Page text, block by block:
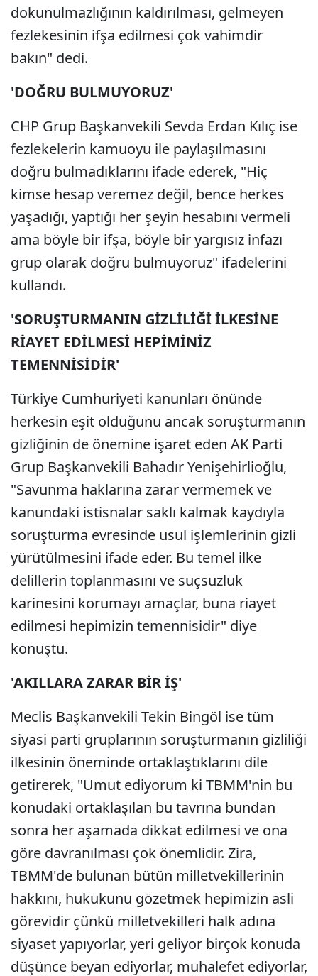
dokunulmazlığının kaldırılması, gelmeyen
fezlekesinin ifşa edilmesi çok vahimdir
bakın" dedi.
'DOĞRU BULMUYORUZ'
CHP Grup Başkanvekili Sevda Erdan Kılıç ise
fezlekelerin kamuoyu ile paylaşılmasını
doğru bulmadıklarını ifade ederek, "Hiç
kimse hesap veremez değil, bence herkes
yaşadığı, yaptığı her şeyin hesabını vermeli
ama böyle bir ifşa, böyle bir yargısız infazı
grup olarak doğru bulmuyoruz" ifadelerini
kullandı.
'SORUŞTURMANIN GİZLİLİĞİ İLKESİNE
RİAYET EDİLMESİ HEPİMİNİZ
TEMENNİSİDİR'
Türkiye Cumhuriyeti kanunları önünde
herkesin eşit olduğunu ancak soruşturmanın
gizliğinin de önemine işaret eden AK Parti
Grup Başkanvekili Bahadır Yenişehirlioğlu,
"Savunma haklarına zarar vermemek ve
kanundaki istisnalar saklı kalmak kaydıyla
soruşturma evresinde usul işlemlerinin gizli
yürütülmesini ifade eder. Bu temel ilke
delillerin toplanmasını ve suçsuzluk
karinesini korumayı amaçlar, buna riayet
edilmesi hepimizin temennisidir" diye
konuştu.
'AKILLARA ZARAR BİR İŞ'
Meclis Başkanvekili Tekin Bingöl ise tüm
siyasi parti gruplarının soruşturmanın gizliliği
ilkesinin öneminde ortaklaştıklarını dile
getirerek, "Umut ediyorum ki TBMM'nin bu
konudaki ortaklaşılan bu tavrına bundan
sonra her aşamada dikkat edilmesi ve ona
göre davranılması çok önemlidir. Zira,
TBMM'de bulunan bütün milletvekillerinin
hakkını, hukukunu gözetmek hepimizin asli
görevidir çünkü milletvekilleri halk adına
siyaset yapıyorlar, yeri geliyor birçok konuda
düşünce beyan ediyorlar, muhalefet ediyorlar,